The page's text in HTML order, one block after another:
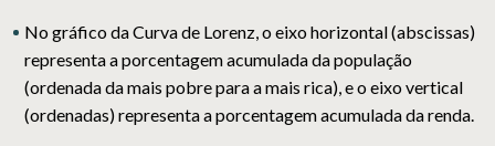
No gráfico da Curva de Lorenz, o eixo horizontal (abscissas)
representa a porcentagem acumulada da população
(ordenada da mais pobre para a mais rica), e o eixo vertical
(ordenadas) representa a porcentagem acumulada da renda.